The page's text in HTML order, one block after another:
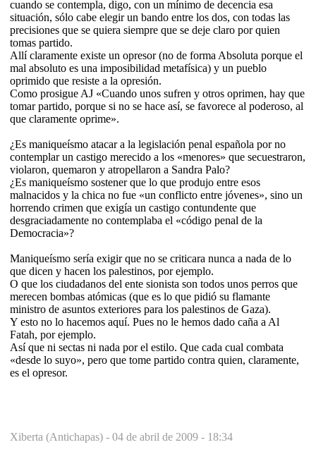
cuando se contempla, digo, con un mínimo de decencia esa
situación, sólo cabe elegir un bando entre los dos, con todas las
precisiones que se quiera siempre que se deje claro por quien
tomas partido.
Allí claramente existe un opresor (no de forma Absoluta porque el
mal absoluto es una imposibilidad metafísica) y un pueblo
oprimido que resiste a la opresión.
Como prosigue AJ «Cuando unos sufren y otros oprimen, hay que
tomar partido, porque si no se hace así, se favorece al poderoso, al
que claramente oprime».
¿Es maniqueísmo atacar a la legislación penal española por no
contemplar un castigo merecido a los «menores» que secuestraron,
violaron, quemaron y atropellaron a Sandra Palo?
¿Es maniqueísmo sostener que lo que produjo entre esos
malnacidos y la chica no fue «un conflicto entre jóvenes», sino un
horrendo crimen que exigía un castigo contundente que
desgraciadamente no contemplaba el «código penal de la
Democracia»?
Maniqueísmo sería exigir que no se criticara nunca a nada de lo
que dicen y hacen los palestinos, por ejemplo.
O que los ciudadanos del ente sionista son todos unos perros que
merecen bombas atómicas (que es lo que pidió su flamante
ministro de asuntos exteriores para los palestinos de Gaza).
Y esto no lo hacemos aquí. Pues no le hemos dado caña a Al
Fatah, por ejemplo.
Así que ni sectas ni nada por el estilo. Que cada cual combata
«desde lo suyo», pero que tome partido contra quien, claramente,
es el opresor.
Xiberta (Antichapas) - 04 de abril de 2009 - 18:34